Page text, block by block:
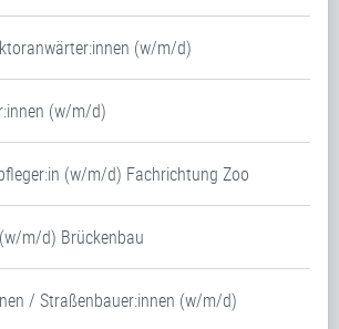
(w/m/d)
(w/m/d)
(w/m/d) Fachrichtung Zoo
m/d) Brückenbau
/ Straßenbauer:innen (w/m/d)